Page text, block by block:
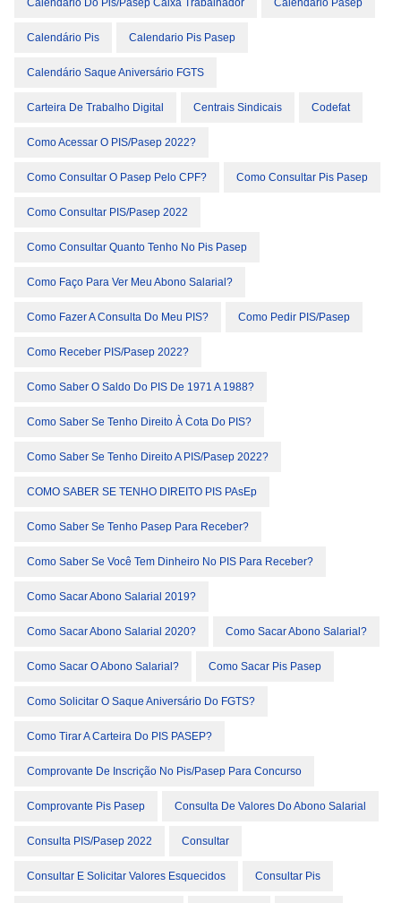
Calendário Do Pis/pasep Caixa Trabalhador Calendário Pasep
Calendário Pis Calendario Pis Pasep
Calendário Saque Aniversário FGTS
Carteira De Trabalho Digital Centrais Sindicais Codefat
Como Acessar O PIS/Pasep 2022?
Como Consultar O Pasep Pelo CPF? Como Consultar Pis Pasep
Como Consultar PIS/Pasep 2022
Como Consultar Quanto Tenho No Pis Pasep
Como Faço Para Ver Meu Abono Salarial?
Como Fazer A Consulta Do Meu PIS? Como Pedir PIS/Pasep
Como Receber PIS/Pasep 2022?
Como Saber O Saldo Do PIS De 1971 A 1988?
Como Saber Se Tenho Direito À Cota Do PIS?
Como Saber Se Tenho Direito A PIS/Pasep 2022?
COMO SABER SE TENHO DIREITO PIS PAsEp
Como Saber Se Tenho Pasep Para Receber?
Como Saber Se Você Tem Dinheiro No PIS Para Receber?
Como Sacar Abono Salarial 2019?
Como Sacar Abono Salarial 2020? Como Sacar Abono Salarial?
Como Sacar O Abono Salarial? Como Sacar Pis Pasep
Como Solicitar O Saque Aniversário Do FGTS?
Como Tirar A Carteira Do PIS PASEP?
Comprovante De Inscrição No Pis/pasep Para Concurso
Comprovante Pis Pasep Consulta De Valores Do Abono Salarial
Consulta PIS/Pasep 2022 Consultar
Consultar E Solicitar Valores Esquecidos Consultar Pis